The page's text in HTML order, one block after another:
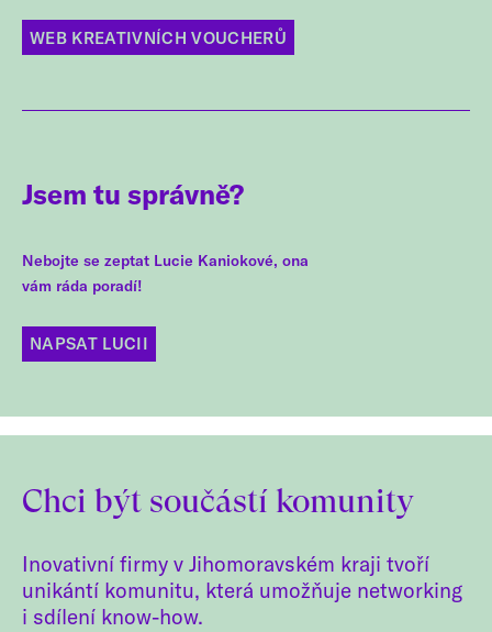
WEB KREATIVNÍCH VOUCHERŮ
Jsem tu správně?
Nebojte se zeptat Lucie Kaniokové, ona
vám ráda poradí!
NAPSAT LUCII
Chci být součástí komunity
Inovativní firmy v Jihomoravském kraji tvoří
unikántí komunitu, která umožňuje networking
i sdílení know-how.